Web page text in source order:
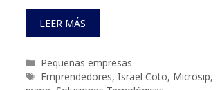
LEER MÁS
Categorías
Pequeñas empresas
Etiquetas
Emprendedores, Israel Coto, Microsip,